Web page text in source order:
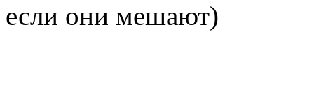
если они мешают)